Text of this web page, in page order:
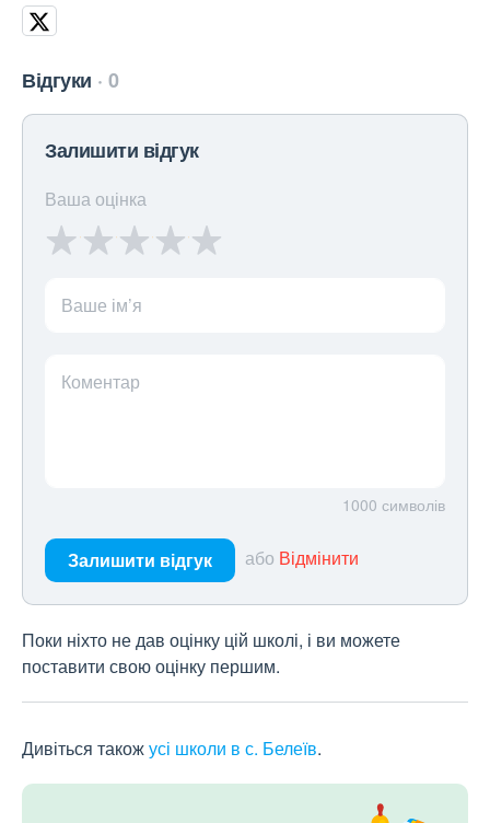
Відгуки 0
Залишити відгук
Ваша оцінка
Ваше ім’я
Коментар
1000 символів
Залишити відгук або Відмінити
Поки ніхто не дав оцінку цій школі, і ви можете
поставити свою оцінку першим.
Дивіться такожусі школи в с. Белеїв.